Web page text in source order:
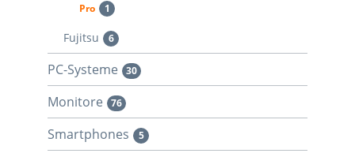
Pro 1
Fujitsu 6
PC-Systeme 30
Monitore 76
Smartphones 5